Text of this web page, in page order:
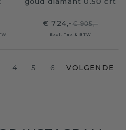
€ 724,-€ 905,-
Excl. Tax & BTW
4 5 6 VOLGENDE